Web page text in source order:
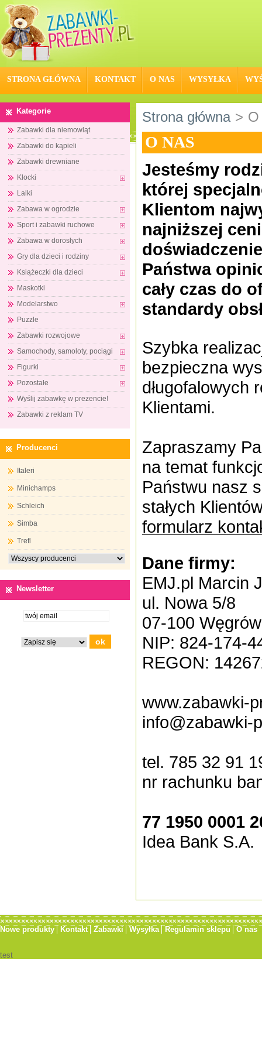
STRONA GŁÓWNA KONTAKT O NAS WYSYŁKA
Kategorie
Zabawki dla niemowląt
Zabawki do kąpieli
Zabawki drewniane
Klocki
Lalki
Zabawa w ogrodzie
Sport i zabawki ruchowe
Zabawa w dorosłych
Gry dla dzieci i rodziny
Książeczki dla dzieci
Maskotki
Modelarstwo
Puzzle
Zabawki rozwojowe
Samochody, samoloty, pociągi
Figurki
Pozostałe
Wyślij zabawkę w prezencie!
Zabawki z reklam TV
Producenci
Italeri
Minichamps
Schleich
Simba
Trefl
Newsletter
Strona główna >
O NAS
Jesteśmy
której
Klientom
najniższej
Państwa
cały czas do
standardy
Szybka
bezpieczna
długofalowych
Klientami.
Zapraszamy
na temat
Państwu nasz
stałych
formularz
Dane firmy:
EMJ.pl Marcin
ul. Nowa 5/8
07-100 Węgrów
NIP: 824-174-
REGON:
www.zabawki-
info@zabawki-
tel. 785 32 91
nr rachunku
77 1950 0001
Idea Bank S.A.
Nowe produkty Kontakt Zabawki Wysyłka Regulamin sklepu O nas
test